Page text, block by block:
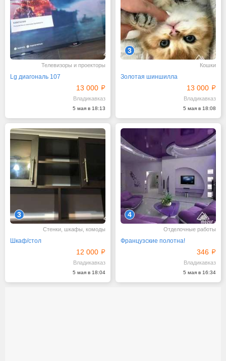
Телевизоры и проекторы
Lg диагональ 107
13 000
Владикавказ
5 мая в 18:13
3
Кошки
Золотая шиншилла
13 000
Владикавказ
5 мая в 18:08
3
Стенки, шкафы, комоды
Шкаф/стол
12 000
Владикавказ
5 мая в 18:04
4
Отделочные работы
Французские полотна!
346
Владикавказ
5 мая в 16:34